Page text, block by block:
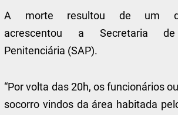
A morte resultou de um
acrescentou a Secretaria de
Penitenciária (SAP).
“Por volta das 20h, os funcionários
socorro vindos da área habitada